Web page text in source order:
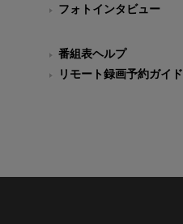
フォトインタビュー
番組表ヘルプ
リモート録画予約ガイド